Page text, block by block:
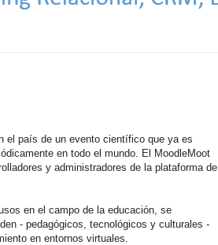
el país de un evento científico que ya es
en todo el mundo. El MoodleMoot
y administradores de la plataforma de
en el campo de la educación, se
- pedagógicos, tecnológicos y culturales -
en entornos virtuales.